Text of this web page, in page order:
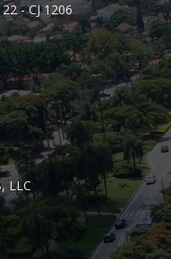
- CJ 1206
LLC